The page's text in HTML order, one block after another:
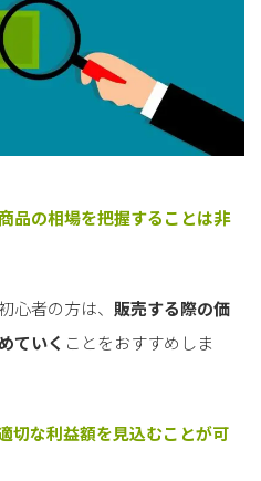
商品の相場を把握することは非
心者の方は、 販売する際の価
ていく ことをおすすめしま
切な利益額を見込むことが可